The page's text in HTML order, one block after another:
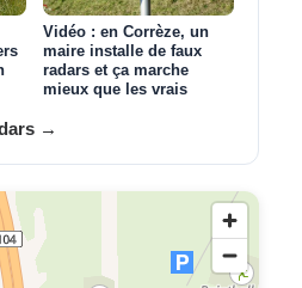
Vidéo : en Corrèze, un
maire installe de faux
radars et ça marche
mieux que les vrais
→